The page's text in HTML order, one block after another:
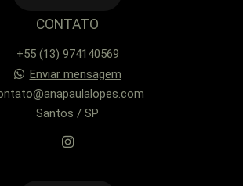
CONTATO
+55 (13) 974140569
Enviar mensagem
Santos / SP